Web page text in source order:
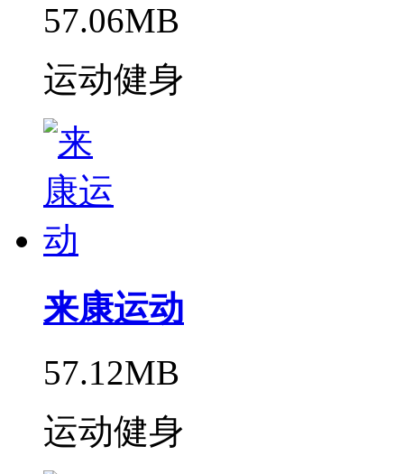
57.06MB
运动健身
来康运动
57.12MB
运动健身